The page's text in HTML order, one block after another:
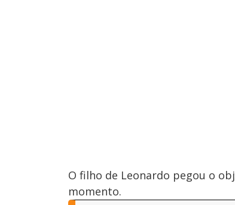
O filho de Leonardo pegou o
momento.